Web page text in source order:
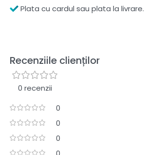
Plata cu cardul sau plata la livrare.
Recenziile clienților
0 recenzii
0
0
0